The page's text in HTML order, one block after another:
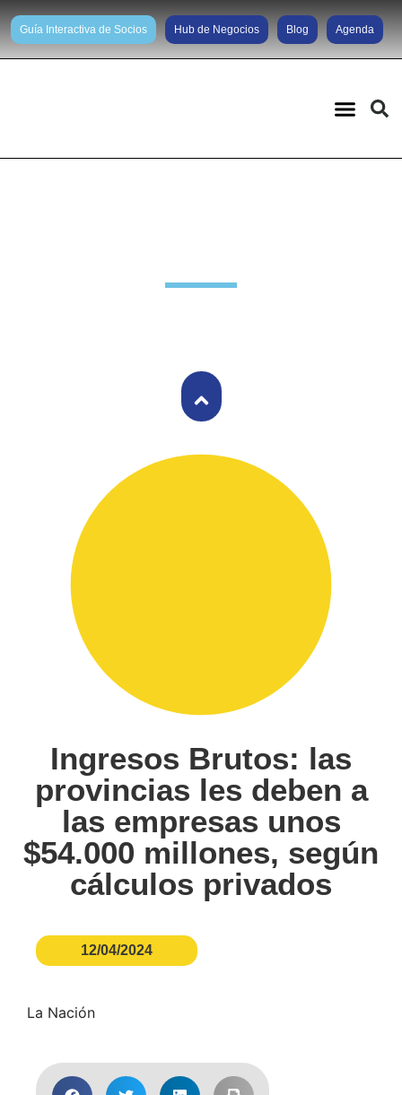
Guía Interactiva de Socios Hub de Negocios Blog Agenda
Ingresos Brutos: las
provincias les deben a
las empresas unos
$54.000 millones, según
cálculos privados
12/04/2024
La Nación